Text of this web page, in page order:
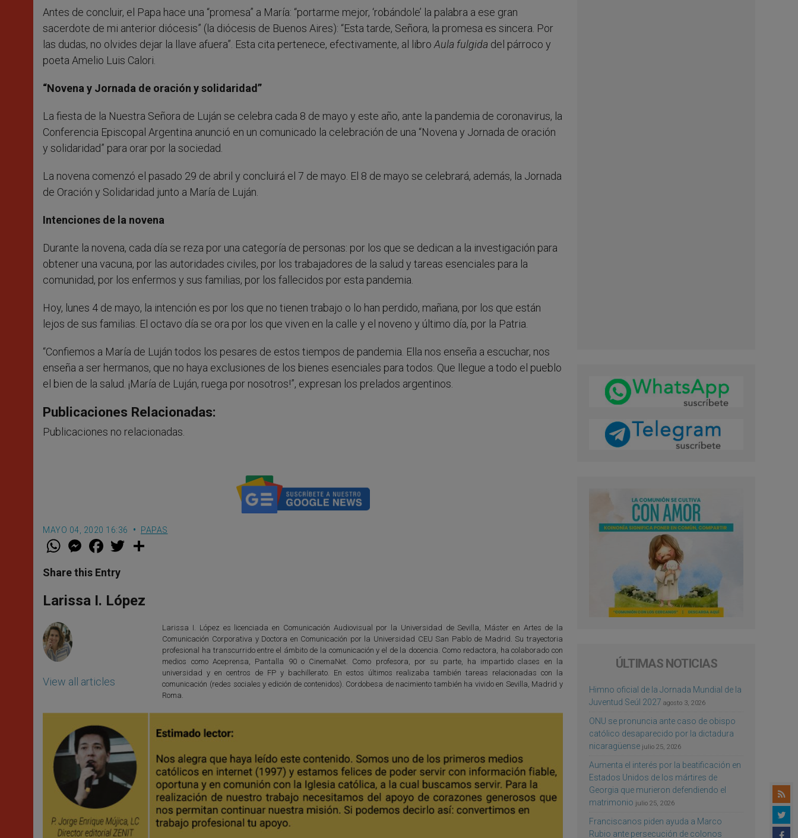
Antes de concluir, el Papa hace una “promesa” a María: “portarme mejor, ‘robándole’ la palabra a ese gran
sacerdote de mi anterior diócesis” (la diócesis de Buenos Aires): “Esta tarde, Señora, la promesa es sincera. Por
las dudas, no olvides dejar la llave afuera”. Esta cita pertenece, efectivamente, al libro Aula fulgida del párroco y
poeta Amelio Luis Calori.
“Novena y Jornada de oración y solidaridad”
La fiesta de la Nuestra Señora de Luján se celebra cada 8 de mayo y este año, ante la pandemia de coronavirus, la
Conferencia Episcopal Argentina anunció en un comunicado la celebración de una “Novena y Jornada de oración
y solidaridad” para orar por la sociedad.
La novena comenzó el pasado 29 de abril y concluirá el 7 de mayo. El 8 de mayo se celebrará, además, la Jornada
de Oración y Solidaridad junto a María de Luján.
Intenciones de la novena
Durante la novena, cada día se reza por una categoría de personas: por los que se dedican a la investigación para
obtener una vacuna, por las autoridades civiles, por los trabajadores de la salud y tareas esenciales para la
comunidad, por los enfermos y sus familias, por los fallecidos por esta pandemia.
Hoy, lunes 4 de mayo, la intención es por los que no tienen trabajo o lo han perdido, mañana, por los que están
lejos de sus familias. El octavo día se ora por los que viven en la calle y el noveno y último día, por la Patria.
“Confiemos a María de Luján todos los pesares de estos tiempos de pandemia. Ella nos enseña a escuchar, nos
enseña a ser hermanos, que no haya exclusiones de los bienes esenciales para todos. Que llegue a todo el pueblo
el bien de la salud. ¡María de Luján, ruega por nosotros!”, expresan los prelados argentinos.
Publicaciones Relacionadas:
Publicaciones no relacionadas.
MAYO 04, 2020 16:36 PAPAS
W
t
s
p
p
M
e
s
e
g
e
F
a
e
b
o
k
w
r
Share this Entry
Larissa I. López
View all articles
Larissa I. López es licenciada en Comunicación Audiovisual por la Universidad de Sevilla, Máster en Artes de la
Comunicación Corporativa y Doctora en Comunicación por la Universidad CEU San Pablo de Madrid. Su trayectoria
profesional ha transcurrido entre el ámbito de la comunicación y el de la docencia. Como redactora, ha colaborado con
medios como Aceprensa, Pantalla 90 o CinemaNet. Como profesora, por su parte, ha impartido clases en la
universidad y en centros de FP y bachillerato. En estos últimos realizaba también tareas relacionadas con la
comunicación (redes sociales y edición de contenidos). Cordobesa de nacimiento también ha vivido en Sevilla, Madrid y
Roma.
ÚLTIMAS NOTICIAS
Himno oficial de la Jornada Mundial de la
Juventud Seúl 2027 agosto 3, 2026
ONU se pronuncia ante caso de obispo
católico desaparecido por la dictadura
nicaragüense julio 25, 2026
Aumenta el interés por la beatificación en
Estados Unidos de los mártires de
Georgia que murieron defendiendo el
matrimonio julio 25, 2026
Franciscanos piden ayuda a Marco
Rubio ante persecución de colonos